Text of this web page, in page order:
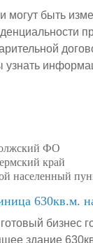
могут быть
узнать
ФО
край
населенный
630кв.м.
бизнес
здание